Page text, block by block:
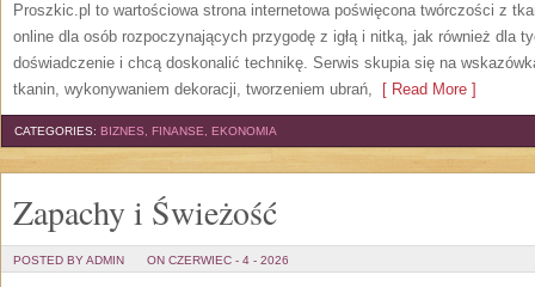
Proszkic.pl to wartościowa strona internetowa poświęcona twórczości z
online dla osób rozpoczynających przygodę z igłą i nitką, jak również dla
doświadczenie i chcą doskonalić technikę. Serwis skupia się na
tkanin, wykonywaniem dekoracji, tworzeniem ubrań, [ Read More ]
CATEGORIES: BIZNES, FINANSE, EKONOMIA
Zapachy i Świeżość
POSTED BY ADMIN ON CZERWIEC - 4 - 2026